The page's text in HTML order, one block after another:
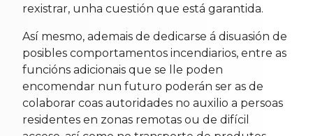
rexistrar, unha cuestión que está garantida.
Así mesmo, ademais de dedicarse á disuasión de
posibles comportamentos incendiarios, entre as
funcións adicionais que se lle poden
encomendar nun futuro poderán ser as de
colaborar coas autoridades no auxilio a persoas
residentes en zonas remotas ou de difícil